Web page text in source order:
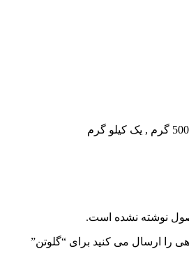
500 گرم , یک کیلو گرم
نوشته نشده است.
را ارسال می کنید برای “گلوتن”